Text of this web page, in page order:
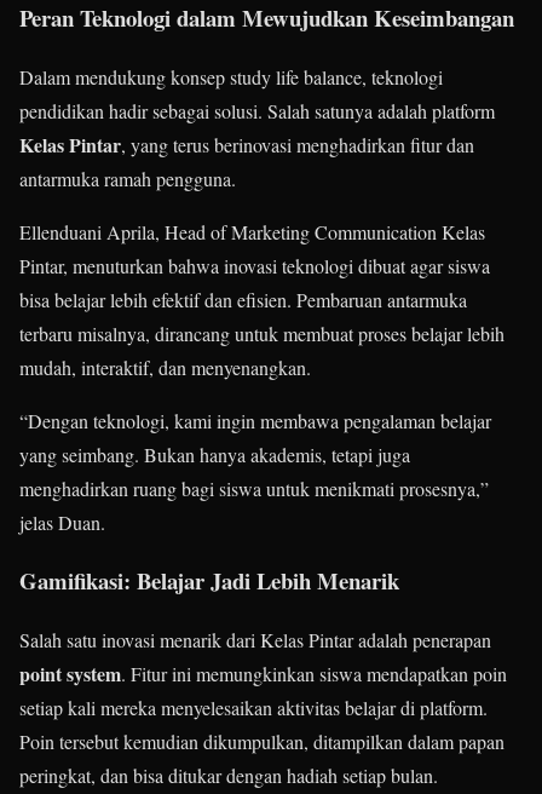
Peran Teknologi dalam Mewujudkan Keseimbangan
Dalam mendukung konsep study life balance, teknologi
pendidikan hadir sebagai solusi. Salah satunya adalah platform
Kelas Pintar, yang terus berinovasi menghadirkan fitur dan
antarmuka ramah pengguna.
Ellenduani Aprila, Head of Marketing Communication Kelas
Pintar, menuturkan bahwa inovasi teknologi dibuat agar siswa
bisa belajar lebih efektif dan efisien. Pembaruan antarmuka
terbaru misalnya, dirancang untuk membuat proses belajar lebih
mudah, interaktif, dan menyenangkan.
“Dengan teknologi, kami ingin membawa pengalaman belajar
yang seimbang. Bukan hanya akademis, tetapi juga
menghadirkan ruang bagi siswa untuk menikmati prosesnya,”
jelas Duan.
Gamifikasi: Belajar Jadi Lebih Menarik
Salah satu inovasi menarik dari Kelas Pintar adalah penerapan
point system. Fitur ini memungkinkan siswa mendapatkan poin
setiap kali mereka menyelesaikan aktivitas belajar di platform.
Poin tersebut kemudian dikumpulkan, ditampilkan dalam papan
peringkat, dan bisa ditukar dengan hadiah setiap bulan.